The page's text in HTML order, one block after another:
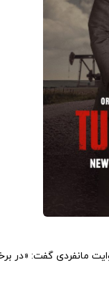
مانفردی گفت: «در